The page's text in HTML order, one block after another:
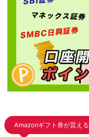
Amazonギフト券が貰える